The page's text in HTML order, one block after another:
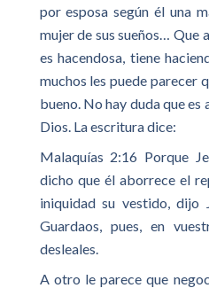
por esposa según él una
mujer de sus sueños… Que
es hacendosa, tiene
muchos les puede parecer
bueno. No hay duda que
Dios. La escritura dice:
Malaquías 2:16 Porque
dicho que él aborrece el
iniquidad su vestido, dijo
Guardaos, pues, en
desleales.
A otro le parece que